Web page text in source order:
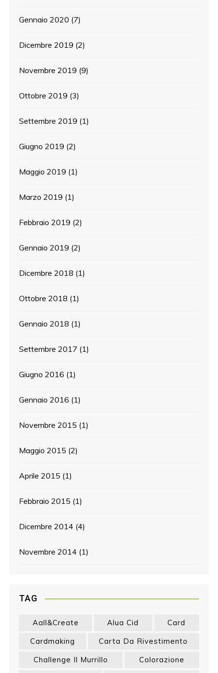
Gennaio 2020 (7)
Dicembre 2019 (2)
Novembre 2019 (9)
Ottobre 2019 (3)
Settembre 2019 (1)
Giugno 2019 (2)
Maggio 2019 (1)
Marzo 2019 (1)
Febbraio 2019 (2)
Gennaio 2019 (2)
Dicembre 2018 (1)
Ottobre 2018 (1)
Gennaio 2018 (1)
Settembre 2017 (1)
Giugno 2016 (1)
Gennaio 2016 (1)
Novembre 2015 (1)
Maggio 2015 (2)
Aprile 2015 (1)
Febbraio 2015 (1)
Dicembre 2014 (4)
Novembre 2014 (1)
TAG
Aall&create Alua Cid
Card
Cardmaking
Carta Da Rivestimento
Challenge Il Murrillo
Colorazione